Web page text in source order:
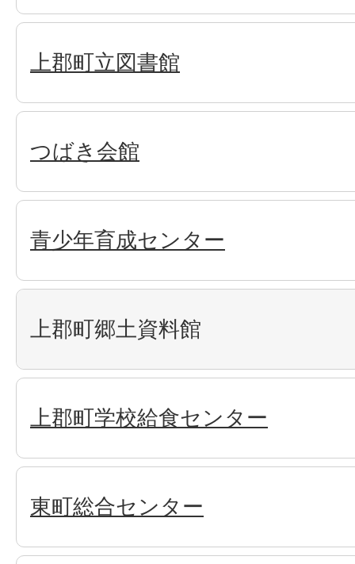
上郡町立図書館
つばき会館
青少年育成センター
上郡町郷土資料館
上郡町学校給食センター
東町総合センター